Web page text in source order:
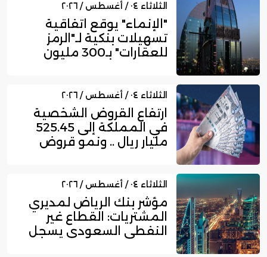
الثلاثاء ٠٤ / أغسطس / ٢٠٢٦
"الإنماء" يوقع اتفاقية
تسهيلات بنكية لـ"الرمز
للعقارات" بـ300 مليون
الثلاثاء ٠٤ / أغسطس / ٢٠٢٦
ارتفاع القروض الشخصية
في المملكة إلى 525.45
مليار ريال .. ونمو قروض
الثلاثاء ٠٤ / أغسطس / ٢٠٢٦
مؤشر بنك الرياض لمديري
المشتريات: القطاع غير
النفطي السعودي يسجل